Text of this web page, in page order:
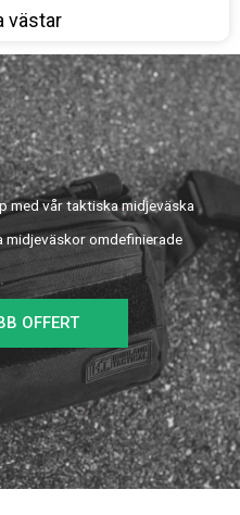
västar
med vår taktiska midjeväska
midjeväskor omdefinierade
OFFERT